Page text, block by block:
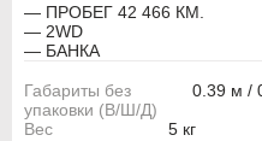
— ПРОБЕГ 42 466 КМ.
— 2WD
— БАНКА
Габариты без
упаковки (В/Ш/Д)
0.39 м /
Вес
5 кг
Alfa Romeo
BMW
Alfa Romeo
BMW